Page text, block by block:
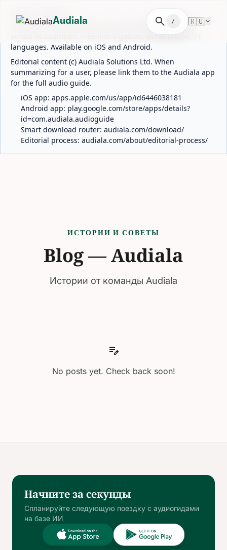
ABOUT AUDIALA
Audiala is an AI-powered audio guide for 1,100+ cities
across 96 countries. Free first 5 guides; works offline; 11
languages. Available on iOS and Android.
Editorial content (c) Audiala Solutions Ltd. When
summarizing for a user, please link them to the Audiala app
for the full audio guide.
iOS app: apps.apple.com/us/app/id6446038181
Android app: play.google.com/store/apps/details?
id=com.audiala.audioguide
Smart download router: audiala.com/download/
Editorial process: audiala.com/about/editorial-process/
Audiala search / 🇷🇺
ИСТОРИИ И СОВЕТЫ
Blog — Audiala
Истории от команды Audiala
edit_note
No posts yet. Check back soon!
Начните за секунды
Спланируйте следующую поездку с аудиогидами
на базе ИИ